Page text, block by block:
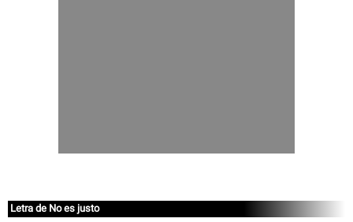
Letra de No es justo